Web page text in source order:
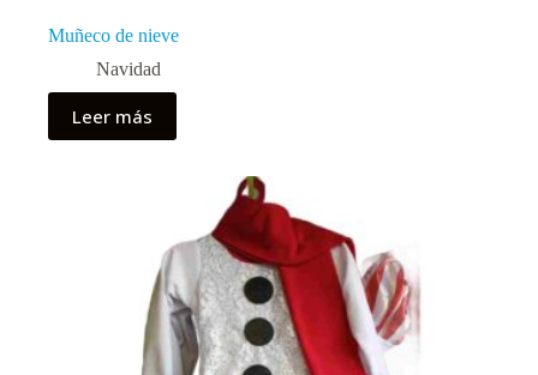
Muñeco de nieve
Navidad
Leer más